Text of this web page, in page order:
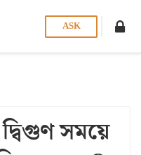
ASK
সময়ে